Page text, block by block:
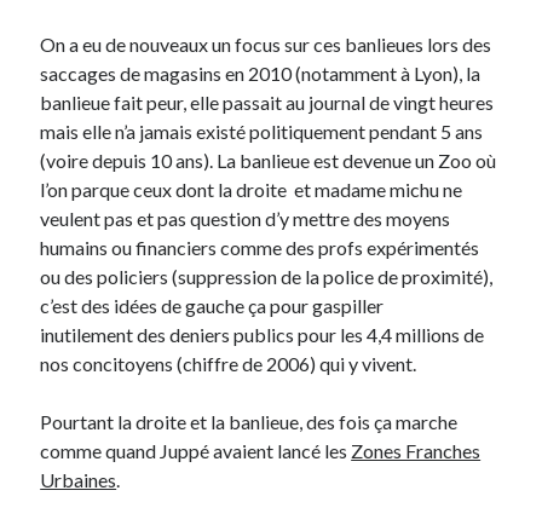
On a eu de nouveaux un focus sur ces banlieues lors des
saccages de magasins en 2010 (notamment à Lyon), la
banlieue fait peur, elle passait au journal de vingt heures
mais elle n’a jamais existé politiquement pendant 5 ans
(voire depuis 10 ans). La banlieue est devenue un Zoo où
l’on parque ceux dont la droite et madame michu ne
veulent pas et pas question d’y mettre des moyens
humains ou financiers comme des profs expérimentés
ou des policiers (suppression de la police de proximité),
c’est des idées de gauche ça pour gaspiller
inutilement des deniers publics pour les 4,4 millions de
nos concitoyens (chiffre de 2006) qui y vivent.
Pourtant la droite et la banlieue, des fois ça marche
comme quand Juppé avaient lancé les Zones Franches
Urbaines.